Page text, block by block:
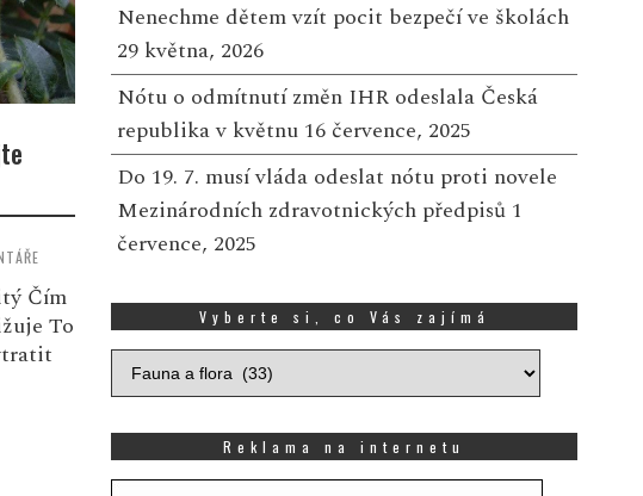
Čím
To
Nenechme dětem vzít pocit bezpečí ve školách
29 května, 2026
Nótu o odmítnutí změn IHR odeslala Česká
republika v květnu 16 července, 2025
Do 19. 7. musí vláda odeslat nótu proti novele
Mezinárodních zdravotnických předpisů 1
července, 2025
Vyberte si, co Vás zajímá
Vyberte
si,
zajímá
Reklama na internetu